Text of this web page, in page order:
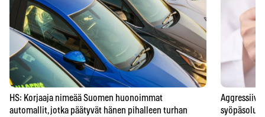
HS: Korjaaja nimeää Suomen huonoimmat
automallit, jotka päätyvät hänen pihalleen turhan
syöpäsolun